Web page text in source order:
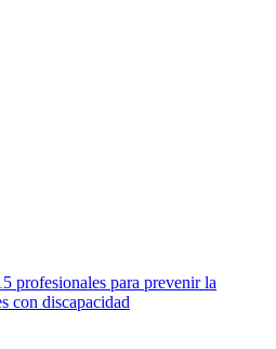
profesionales para prevenir la
con discapacidad